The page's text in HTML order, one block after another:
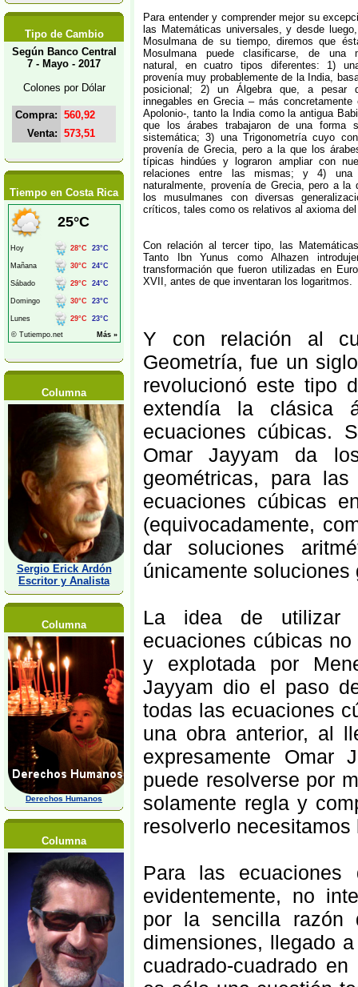
Tipo de Cambio
Según Banco Central
7 - Mayo - 2017
Colones por Dólar
Compra: 560,92
Venta: 573,51
Tiempo en Costa Rica
Columna
Sergio Erick Ardón
Escritor y Analista
Columna
Derechos Humanos
Columna
Para entender y comprender mejor su
las Matemáticas universales, y desde
Mosulmana de su tiempo, diremos que
Mosulmana puede clasificarse, de una
natural, en cuatro tipos diferentes: 1)
provenía muy probablemente de la India,
posicional; 2) un Álgebra que, a pesar
innegables en Grecia – más concretamente
Apolonio-, tanto la India como la antigua
que los árabes trabajaron de una forma
sistemática; 3) una Trigonometría cuyo
provenía de Grecia, pero a la que los
típicas hindúes y lograron ampliar con
relaciones entre las mismas; y 4) una
naturalmente, provenía de Grecia, pero a la
los musulmanes con diversas
críticos, tales como os relativos al axioma
Con relación al tercer tipo, las
Tanto Ibn Yunus como Alhazen
transformación que fueron utilizadas en
XVII, antes de que inventaran los logaritmos.
Y con relación al
Geometría, fue un
revolucionó este tipo
extendía la clásica
ecuaciones cúbicas.
Omar Jayyam da
geométricas, para
ecuaciones cúbicas
(equivocadamente,
dar soluciones
únicamente
La idea de utilizar
ecuaciones cúbicas
y explotada por
Jayyam dio el paso
todas las ecuaciones
una obra anterior, al
expresamente Omar
puede resolverse por
solamente regla y
resolverlo
Para las
evidentemente, no
por la sencilla
dimensiones, llegado
cuadrado-cuadrado